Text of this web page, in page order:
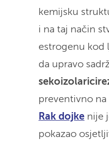
kemijsku
i na taj način
estrogenu kod
da upravo
preventivno na
Rak dojkenije
pokazao